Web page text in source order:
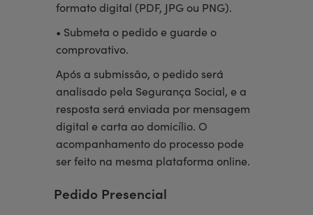
formato digital (PDF, JPG ou PNG).
• Submeta o pedido e guarde o
comprovativo.
Após a submissão, o pedido será
analisado pela Segurança Social, e a
resposta será enviada por mensagem
digital e carta ao domicílio. O
acompanhamento do processo pode
ser feito na mesma plataforma online.
Pedido Presencial